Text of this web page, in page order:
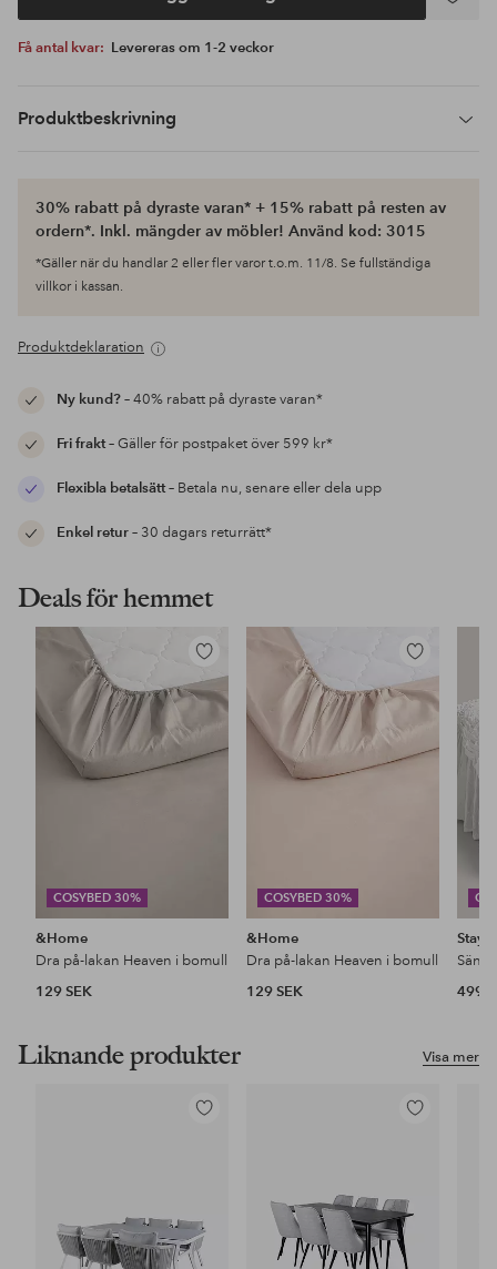
Lägg
Få antal kvar: Levereras om 1-2 veckor
Produktbeskrivning
30% rabatt på dyraste varan* + 15% rabatt på resten av
ordern*. Inkl. mängder av möbler! Använd kod: 3015
*Gäller när du handlar 2 eller fler varor t.o.m. 11/8. Se fullständiga
villkor i kassan.
Produktdeklaration
Ny kund?– 40% rabatt på dyraste varan*
Fri frakt– Gäller för postpaket över 599 kr*
Flexibla betalsätt– Betala nu, senare eller dela upp
Enkel retur– 30 dagars returrätt*
Deals för hemmet
COSYBED 30%
Lägg
till
i
favoriter
&Home
Dra på-lakan Heaven i bomull
129 SEK
COSYBED 30%
Lägg
till
i
&Home
Dra på-lakan Heaven i bomull
129 SEK
499
Visa mer
Liknande produkter
Lägg
Lägg